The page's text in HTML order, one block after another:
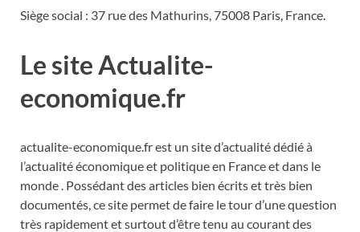
Siège social : 37 rue des Mathurins, 75008 Paris, France.
Le site Actualite-
economique.fr
actualite-economique.fr est un site d’actualité dédié à
l’actualité économique et politique en France et dans le
monde . Possédant des articles bien écrits et très bien
documentés, ce site permet de faire le tour d’une question
très rapidement et surtout d’être tenu au courant des